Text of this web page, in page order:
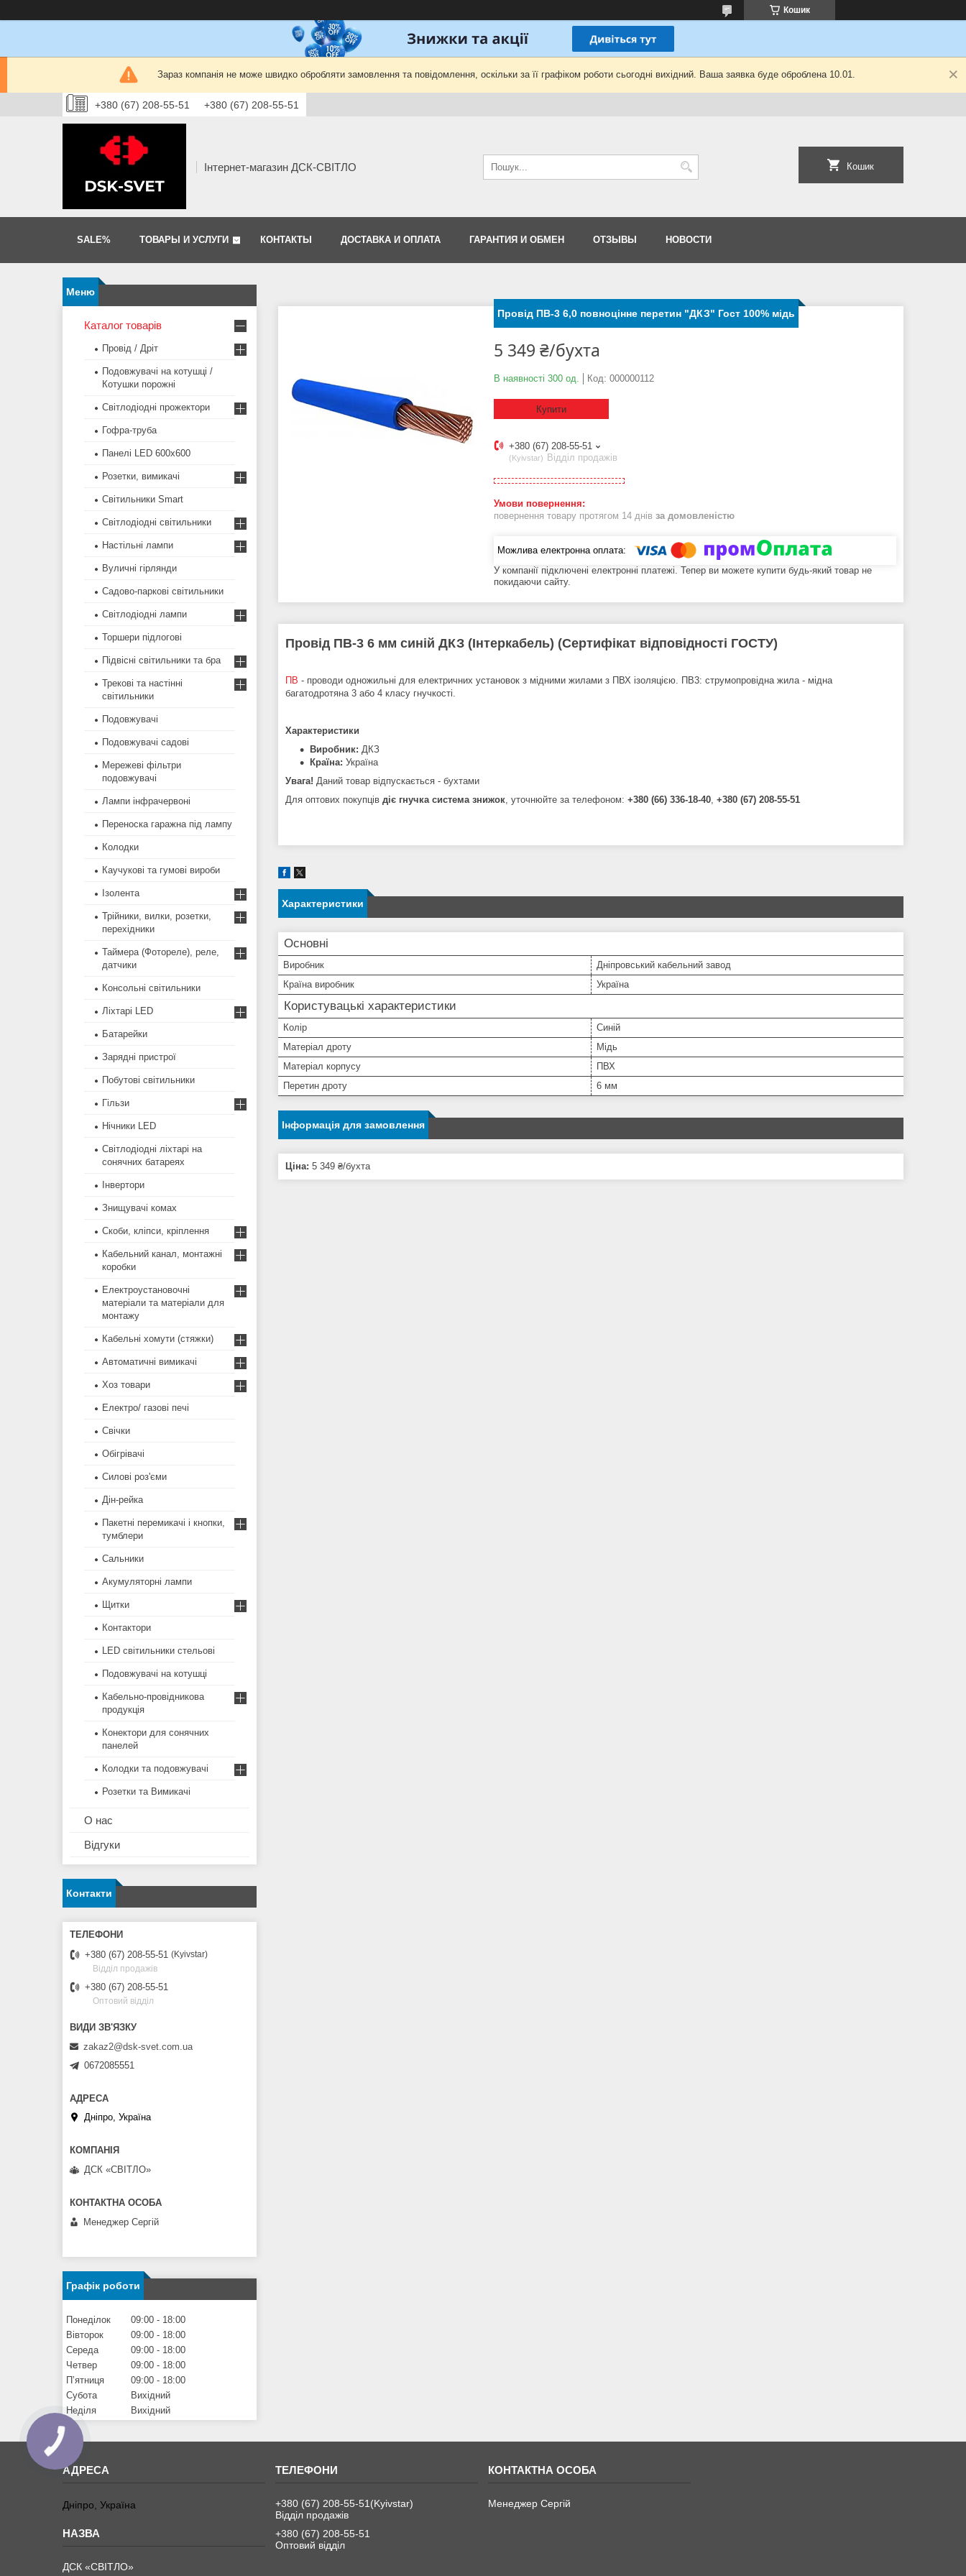
Кошик
Зараз компанія не може швидко обробляти замовлення та повідомлення, оскільки за її графіком роботи сьогодні вихідний. Ваша заявка буде оброблена 10.01.
+380 (67) 208-55-51 +380 (67) 208-55-51
Інтернет-магазин ДСК-СВІТЛО Кошик
SALE% ТОВАРЫ И УСЛУГИ КОНТАКТЫ ДОСТАВКА И ОПЛАТА ГАРАНТИЯ И ОБМЕН ОТЗЫВЫ НОВОСТИ
Провід ПВ-3 6,0 повноцінне перетин "ДКЗ" Гост 100% мідь
5 349 ₴/бухта
В наявності 300 од. Код: 000000112
Купити
+380 (67) 208-55-51
Kyivstar Відділ продажів
повернення товару протягом 14 днів за домовленістю
У компанії підключені електронні платежі. Тепер ви можете купити будь-який товар не
покидаючи сайту.
Провід ПВ-3 6 мм синій ДКЗ (Інтеркабель) (Сертифікат відповідності ГОСТУ)
ПВ - проводи одножильні для електричних установок з мідними жилами з ПВХ ізоляцією. ПВ3: струмопровідна жила - мідна
багатодротяна 3 або 4 класу гнучкості.
Характеристики
Виробник: ДКЗ
Країна: Україна
Увага! Даний товар відпускається - бухтами
Для оптових покупців діє гнучка система знижок, уточнюйте за телефоном: +380 (66) 336-18-40, +380 (67) 208-55-51
Характеристики
Основні
Виробник
Дніпровський кабельний завод
Країна виробник
Україна
Користувацькі характеристики
Колір
Синій
Матеріал дроту
Мідь
Матеріал корпусу
ПВХ
Перетин дроту
6 мм
Інформація для замовлення
Ціна: 5 349 ₴/бухта
Каталог товарів
Провід / Дріт
Подовжувачі на котушці /
Котушки порожні
Світлодіодні прожектори
Гофра-труба
Панелі LED 600х600
Розетки, вимикачі
Світильники Smart
Світлодіодні світильники
Настільні лампи
Вуличні гірлянди
Садово-паркові світильники
Світлодіодні лампи
Торшери підлогові
Підвісні світильники та бра
Трекові та настінні
світильники
Подовжувачі
Подовжувачі садові
Мережеві фільтри
подовжувачі
Лампи інфрачервоні
Переноска гаражна під лампу
Колодки
Каучукові та гумові вироби
Ізолента
Трійники, вилки, розетки,
перехідники
Таймера (Фотореле), реле,
датчики
Консольні світильники
Ліхтарі LED
Батарейки
Зарядні пристрої
Побутові світильники
Гільзи
Нічники LED
Світлодіодні ліхтарі на
сонячних батареях
Інвертори
Знищувачі комах
Скоби, кліпси, кріплення
Кабельний канал, монтажні
коробки
Електроустановочні
матеріали та матеріали для
монтажу
Кабельні хомути (стяжки)
Автоматичні вимикачі
Хоз товари
Електро/ газові печі
Свічки
Обігрівачі
Силові роз'єми
Дін-рейка
Пакетні перемикачі і кнопки,
тумблери
Сальники
Акумуляторні лампи
Щитки
Контактори
LED світильники стельові
Подовжувачі на котушці
Кабельно-провідникова
продукція
Конектори для сонячних
панелей
Колодки та подовжувачі
Розетки та Вимикачі
О нас
Відгуки
Контакти
+380 (67) 208-55-51
Kyivstar
Відділ продажів
+380 (67) 208-55-51
Оптовий відділ
zakaz2@dsk-svet.com.ua
0672085551
Дніпро, Україна
ДСК «СВІТЛО»
Менеджер Сергій
Графік роботи
Понеділок 09:00
18:00
Вівторок
09:00
18:00
Середа
09:00
18:00
Четвер
09:00
18:00
Пʼятниця
09:00
18:00
Субота
Вихідний
Неділя
Вихідний
Дніпро, Україна
ДСК «СВІТЛО»
+380 (67) 208-55-51 Kyivstar
Відділ продажів
+380 (67) 208-55-51
Оптовий відділ
Менеджер Сергій